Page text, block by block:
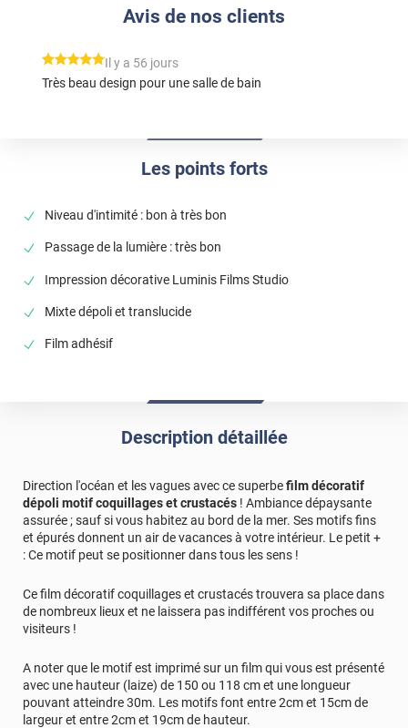
Les points forts
Niveau d'intimité : bon à très bon
Passage de la lumière : très bon
Impression décorative Luminis Films Studio
Mixte dépoli et translucide
Film adhésif
Avis de nos clients
*****
Il y a 56 jours
Très beau design pour une salle de bain
Description détaillée
Direction l'océan et les vagues avec ce superbefilm décoratif
dépoli motif coquillages et crustacés ! Ambiance dépaysante
assurée ; sauf si vous habitez au bord de la mer. Ses motifs fins
et épurés donnent un air de vacances à votre intérieur. Le petit +
: Ce motif peut se positionner dans tous les sens !
Ce film décoratif coquillages et crustacés trouvera sa place dans
de nombreux lieux et ne laissera pas indifférent vos proches ou
visiteurs !
A noter que le motif est imprimé sur un film qui vous est présenté
avec une hauteur (laize) de 150 ou 118 cm et une longueur
pouvant atteindre 30m. Les motifs font entre 2cm et 15cm de
largeur et entre 2cm et 19cm de hauteur.